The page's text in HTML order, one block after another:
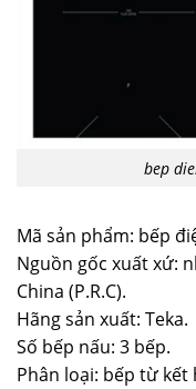
bep
Mã sản phẩm: bếp
Nguồn gốc xuất xứ:
China (P.R.C).
Hãng sản xuất: Teka.
Số bếp nấu: 3 bếp.
Phân loại: bếp từ kết